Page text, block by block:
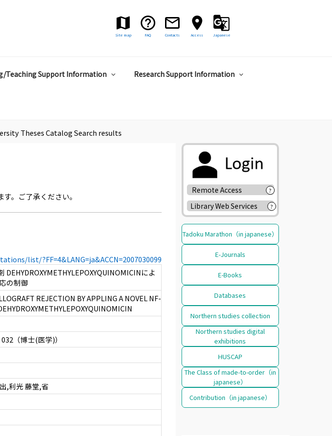
Site map FAQ Contacts Access Japanese
Teaching Support Information Research Support Information
Theses Catalog Search results
。ご了承ください。
list/?FF=4&LANG=ja&ACCN=2007030099
DEHYDROXYMETHYLEPOXYQUINOMICINによ
の制御
REJECTION BY APPLING A NOVEL NF-
（博士(医学)）
,利光 藤堂,省
Remote Access ?
Library Web Services ?
Tadoku Marathon（in japanese）
E-Journals
E-Books
Databases
Northern studies collection
Northern studies digital
exhibitions
HUSCAP
The Class of made-to-order（in
japanese）
Contribution（in japanese）